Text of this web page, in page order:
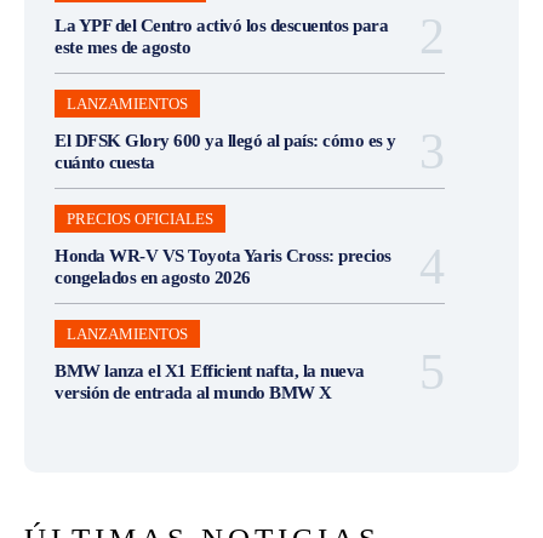
La YPF del Centro activó los descuentos para
este mes de agosto
LANZAMIENTOS
El DFSK Glory 600 ya llegó al país: cómo es y
cuánto cuesta
PRECIOS OFICIALES
Honda WR-V VS Toyota Yaris Cross: precios
congelados en agosto 2026
LANZAMIENTOS
BMW lanza el X1 Efficient nafta, la nueva
versión de entrada al mundo BMW X